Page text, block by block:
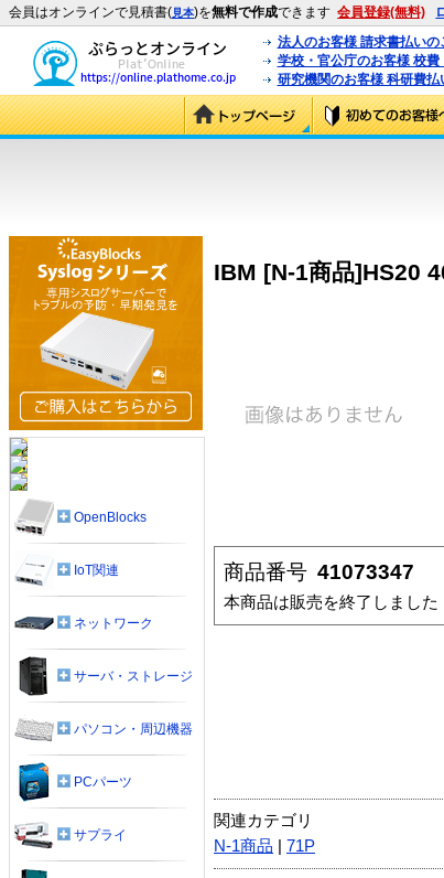
会員はオンラインで見積書(見本)を無料で作成できます 会員登録(無料)
法人のお客様 請求書払いの
学校・官公庁のお客様 校
研究機関のお客様 科研費払
IBM [N-1商品]HS20
商品番号 41073347
本商品は販売を終了しました
関連カテゴリ
N-1商品
71P
OpenBlocks
IoT関連
ネットワーク
サーバ・ストレージ
パソコン・周辺機器
PCパーツ
サプライ